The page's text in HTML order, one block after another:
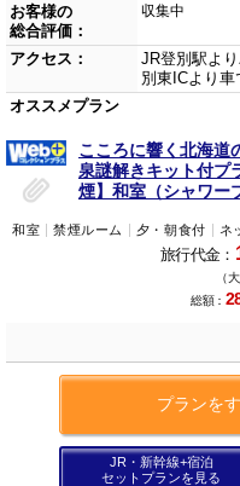
お客様の
総合評価：
収集中
アクセス：
JR登別駅よ
別東ICより車
オススメプラン
こころに響く北海道
泉謎解きキット付
煙】和室（シャワー
和室 禁煙ルーム 夕・朝食付 ネ
旅行代金：
（
総額：
プランを
JR・新幹線+宿泊
セットプランを見る